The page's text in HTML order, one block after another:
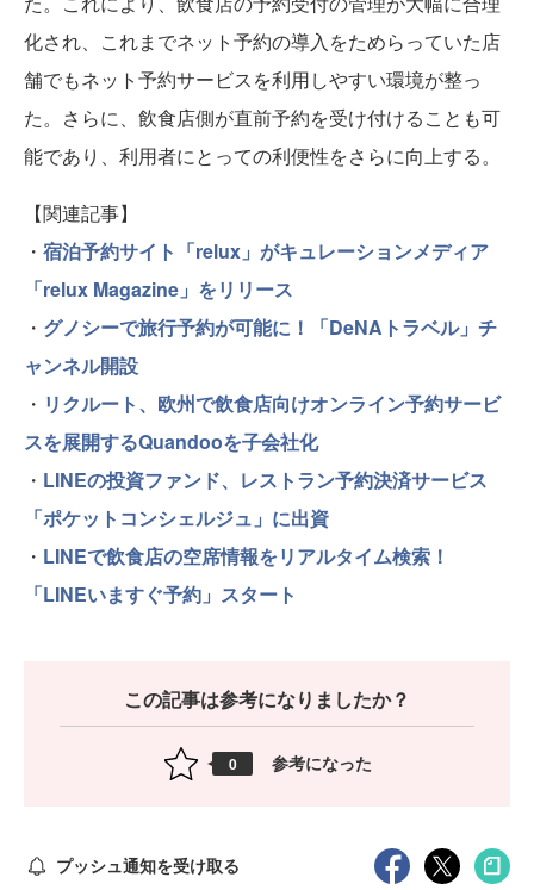
化され、これまでネット予約の導入をためらっていた店
舗でもネット予約サービスを利用しやすい環境が整っ
た。さらに、飲食店側が直前予約を受け付けることも可
能であり、利用者にとっての利便性をさらに向上する。
【関連記事】
・ 宿泊予約サイト「relux」がキュレーションメディア
「relux Magazine」をリリース
・ グノシーで旅行予約が可能に！「DeNAトラベル」チ
ャンネル開設
・ リクルート、欧州で飲食店向けオンライン予約サービ
スを展開するQuandooを子会社化
・ LINEの投資ファンド、レストラン予約決済サービス
「ポケットコンシェルジュ」に出資
・ LINEで飲食店の空席情報をリアルタイム検索！
「LINEいますぐ予約」スタート
この記事は参考になりましたか？
0 参考になった
プッシュ通知を受け取る